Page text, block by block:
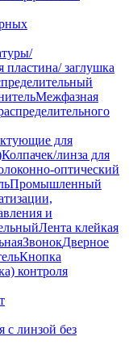
пластина/ заглушка
Межфазная
для
Колпачек/линза для
оптический
Промышленный
и
Лента клейкая
ЗвонокДверное
Кнопка
контроля
с линзой без